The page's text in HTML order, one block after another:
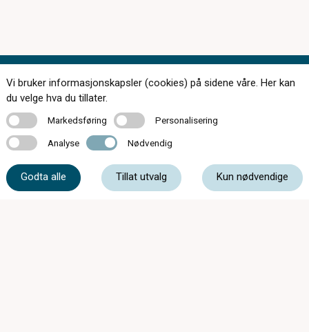
Kontakt oss
Vi bruker informasjonskapsler (cookies) på sidene våre. Her kan
du velge hva du tillater.
MarkedsføringMarkedsføring PersonaliseringPersonalisering
Analyse Analyse Nødvendig Nødvendig
Godta alle Tillat utvalg Kun nødvendige